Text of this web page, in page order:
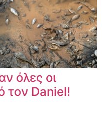
όλες οι
τον Daniel!